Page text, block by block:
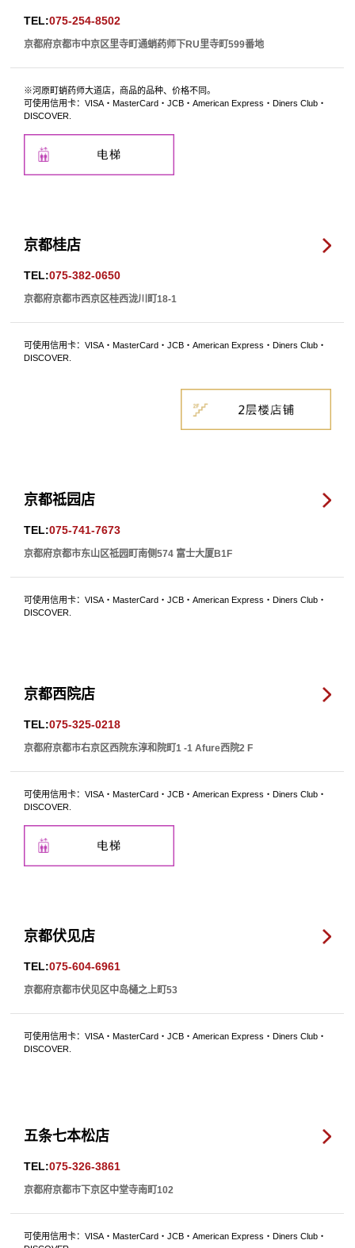
TEL:075-254-8502
京都府京都市中京区里寺町通蛸药师下RU里寺町599番地
※河原町蛸药师大道店，商品的品种、价格不同。
可使用信用卡：VISA・MasterCard・JCB・American Express・Diners Club・
DISCOVER.
京都桂店
TEL:075-382-0650
京都府京都市西京区桂西泷川町18-1
可使用信用卡：VISA・MasterCard・JCB・American Express・Diners Club・
DISCOVER.
京都祗园店
TEL:075-741-7673
京都府京都市东山区祗园町南侧574 富士大厦B1F
可使用信用卡：VISA・MasterCard・JCB・American Express・Diners Club・
DISCOVER.
京都西院店
TEL:075-325-0218
京都府京都市右京区西院东淳和院町1 -1 Afure西院2 F
可使用信用卡：VISA・MasterCard・JCB・American Express・Diners Club・
DISCOVER.
京都伏见店
TEL:075-604-6961
京都府京都市伏见区中岛樋之上町53
可使用信用卡：VISA・MasterCard・JCB・American Express・Diners Club・
DISCOVER.
五条七本松店
TEL:075-326-3861
京都府京都市下京区中堂寺南町102
可使用信用卡：VISA・MasterCard・JCB・American Express・Diners Club・